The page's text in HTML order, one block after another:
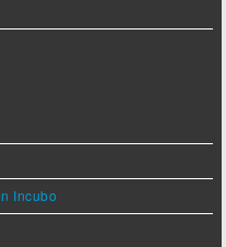
Incubo